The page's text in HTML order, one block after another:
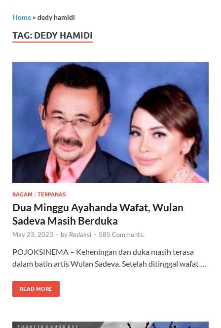
Home » dedy hamidi
TAG: DEDY HAMIDI
RAGAM / TERPANAS
Dua Minggu Ayahanda Wafat, Wulan
Sadeva Masih Berduka
May 23, 2023 - by Redaksi - 585 Comments.
POJOKSINEMA – Keheningan dan duka masih terasa
dalam batin artis Wulan Sadeva. Setelah ditinggal wafat …
READ MORE